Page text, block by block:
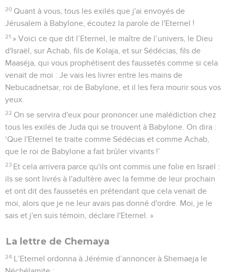
20 Quant à vous, tous les exilés que j'ai envoyés de
Jérusalem à Babylone, écoutez la parole de l'Eternel !
21 » Voici ce que dit l’Eternel, le maître de l’univers, le Dieu
d'Israël, sur Achab, fils de Kolaja, et sur Sédécias, fils de
Maaséja, qui vous prophétisent des faussetés comme si cela
venait de moi : Je vais les livrer entre les mains de
Nebucadnetsar, roi de Babylone, et il les fera mourir sous vos
yeux.
22 On se servira d'eux pour prononcer une malédiction chez
tous les exilés de Juda qui se trouvent à Babylone. On dira :
‘Que l'Eternel te traite comme Sédécias et comme Achab,
que le roi de Babylone a fait brûler vivants !’
23 Et cela arrivera parce qu'ils ont commis une folie en Israël :
ils se sont livrés à l'adultère avec la femme de leur prochain
et ont dit des faussetés en prétendant que cela venait de
moi, alors que je ne leur avais pas donné d'ordre. Moi, je le
sais et j'en suis témoin, déclare l'Eternel. »
La lettre de Chemaya
24 L’Eternel ordonna à Jérémie d’annoncer à Shemaeja le